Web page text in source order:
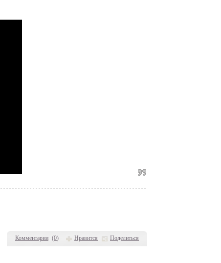
Комментарии (0) Нравится Поделиться